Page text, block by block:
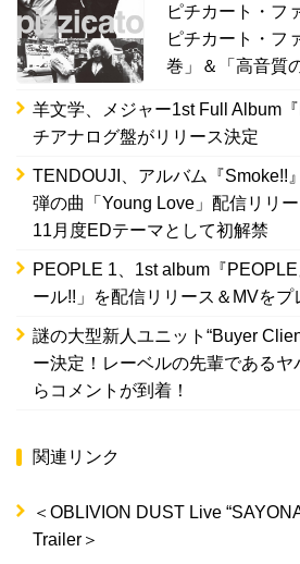
ピチカート・フ
ピチカート・フ
巻」＆「高音質
羊文学、メジャー1st Full Album
チアナログ盤がリリース決定
TENDOUJI、アルバム『Smoke!!
弾の曲「Young Love」配信リリー
11月度EDテーマとして初解禁
PEOPLE 1、1st album『
ール!!」を配信リリース＆MVをプ
謎の大型新人ユニット“Buyer
ー決定！レーベルの先輩である
らコメントが到着！
関連リンク
＜OBLIVION DUST Live
Trailer＞